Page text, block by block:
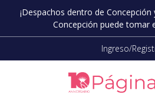
¡Despachos dentro de
Concepción puede tomar
Ingreso/